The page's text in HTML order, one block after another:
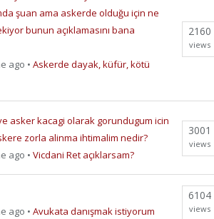
şuan ama askerde olduğu için ne
bunun açıklamasını bana
ago • Askerde dayak, küfür, kötü
2160
views
asker kacagi olarak gorundugum icin
zorla alinma ihtimalim nedir?
ago • Vicdani Ret açıklarsam?
3001
views
ago • Avukata danışmak istiyorum
6104
views